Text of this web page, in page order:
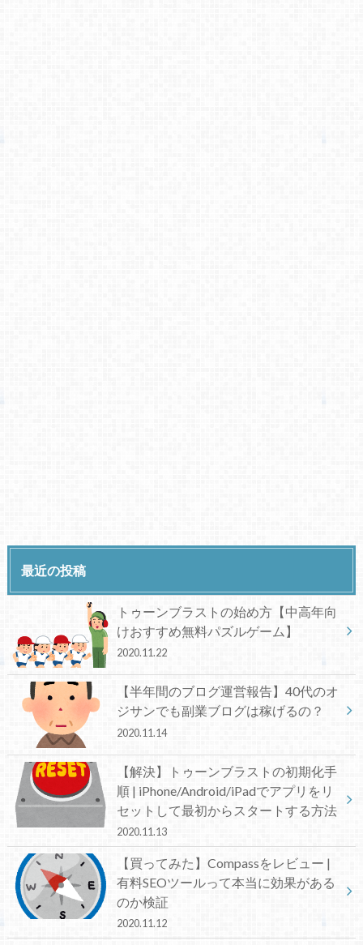
最近の投稿
トゥーンブラストの始め方【中高年向
けおすすめ無料パズルゲーム】
2020.11.22
【半年間のブログ運営報告】40代のオ
ジサンでも副業ブログは稼げるの？
2020.11.14
【解決】トゥーンブラストの初期化手
順 | iPhone/Android/iPadでアプリをリ
セットして最初からスタートする方法
2020.11.13
【買ってみた】Compassをレビュー |
有料SEOツールって本当に効果がある
のか検証
2020.11.12